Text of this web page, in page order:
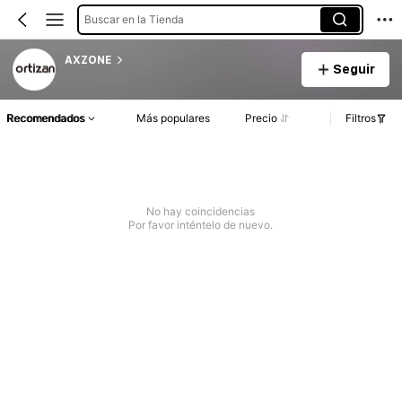
Buscar en la Tienda
AXZONE
Seguir
Recomendados Más populares Precio Filtros
No hay coincidencias
Por favor inténtelo de nuevo.